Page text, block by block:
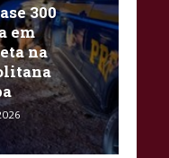
300
em
na